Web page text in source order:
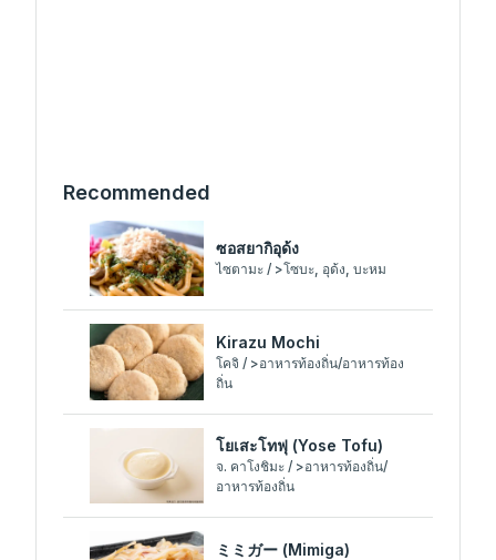
Recommended
ซอสยากิอุด้ง
ไซตามะ / >โซบะ, อุด้ง, บะหม
Kirazu Mochi
โคจิ / >อาหารท้องถิ่น/อาหารท้อง
ถิ่น
โยเสะโทฟุ (Yose Tofu)
จ. คาโงชิมะ / >อาหารท้องถิ่น/
อาหารท้องถิ่น
ミミガー (Mimiga)